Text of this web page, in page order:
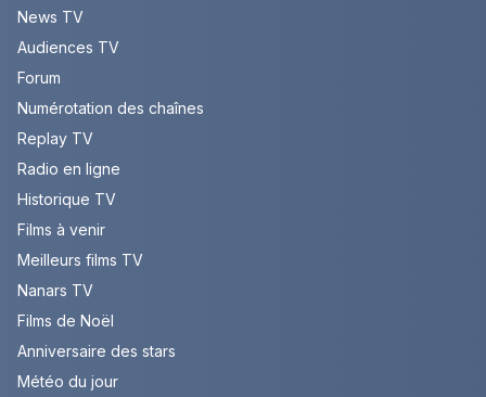
News TV
Audiences TV
Forum
Numérotation des chaînes
Replay TV
Radio en ligne
Historique TV
Films à venir
Meilleurs films TV
Nanars TV
Films de Noël
Anniversaire des stars
Météo du jour